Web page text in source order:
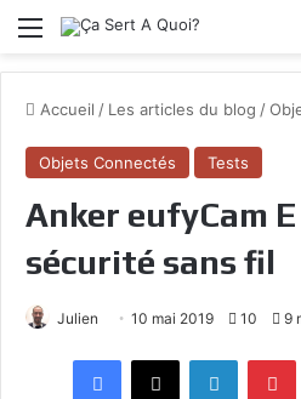
Menu
Accueil / Les articles du blog /
Objets Connectés Tests
Anker eufyCam
sécurité sans fil
Julien 10 mai 2019 10 9
Facebook
X Linkedin